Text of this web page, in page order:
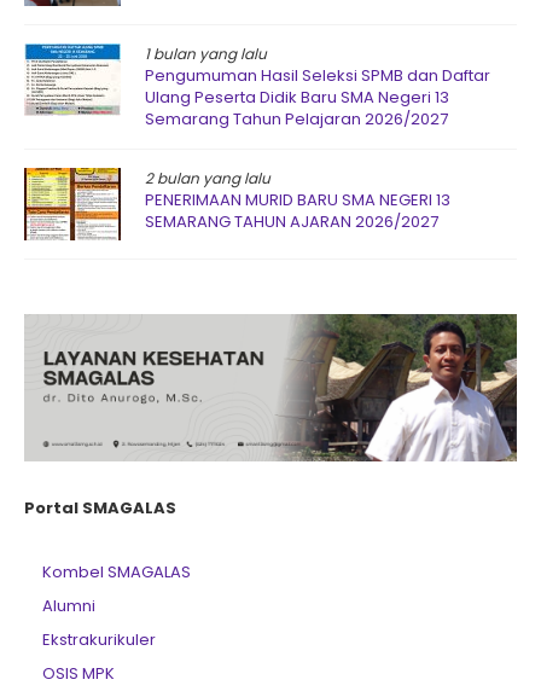
1 bulan yang lalu
Pengumuman Hasil Seleksi SPMB dan Daftar
Ulang Peserta Didik Baru SMA Negeri 13
Semarang Tahun Pelajaran 2026/2027
2 bulan yang lalu
PENERIMAAN MURID BARU SMA NEGERI 13
SEMARANG TAHUN AJARAN 2026/2027
Portal SMAGALAS
Kombel SMAGALAS
Alumni
Ekstrakurikuler
OSIS MPK